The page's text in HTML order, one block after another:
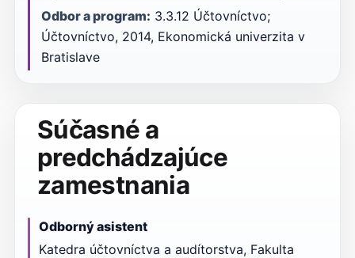
Odbor a program: 3.3.12 Účtovníctvo;
Účtovníctvo, 2014, Ekonomická univerzita v
Bratislave
Súčasné a
predchádzajúce
zamestnania
Odborný asistent
Katedra účtovníctva a audítorstva, Fakulta